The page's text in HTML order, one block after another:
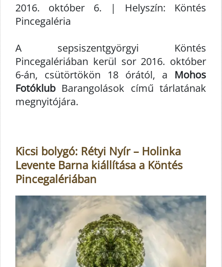
2016. október 6. | Helyszín: Köntés
Pincegaléria
A sepsiszentgyörgyi Köntés
Pincegalériában kerül sor 2016. október
6-án, csütörtökön 18 órától, a Mohos
Fotóklub Barangolások című tárlatának
megnyitójára.
Kicsi bolygó: Rétyi Nyír – Holinka
Levente Barna kiállítása a Köntés
Pincegalériában